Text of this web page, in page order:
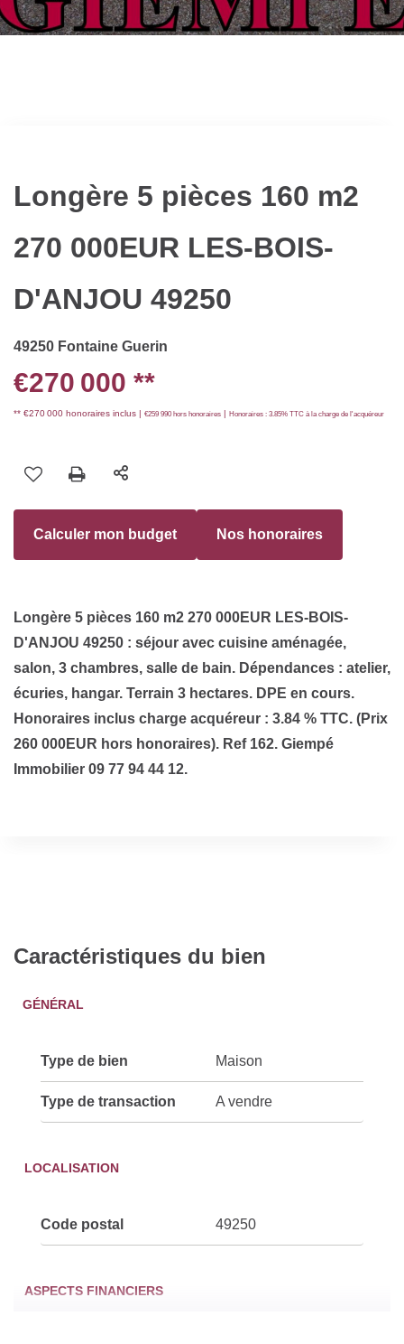
Longère 5 pièces 160 m2
270 000EUR LES-BOIS-
D'ANJOU 49250
49250 Fontaine Guerin
€270 000 **
** €270 000 honoraires inclus | €259 990 hors honoraires | Honoraires : 3.85% TTC à la charge de l'acquéreur
Calculer mon budget Nos honoraires
Longère 5 pièces 160 m2 270 000EUR LES-BOIS-
D'ANJOU 49250 : séjour avec cuisine aménagée,
salon, 3 chambres, salle de bain. Dépendances : atelier,
écuries, hangar. Terrain 3 hectares. DPE en cours.
Honoraires inclus charge acquéreur : 3.84 % TTC. (Prix
260 000EUR hors honoraires). Ref 162. Giempé
Immobilier 09 77 94 44 12.
Caractéristiques du bien
GÉNÉRAL
Type de bien Maison
Type de transaction A vendre
LOCALISATION
Code postal 49250
ASPECTS FINANCIERS